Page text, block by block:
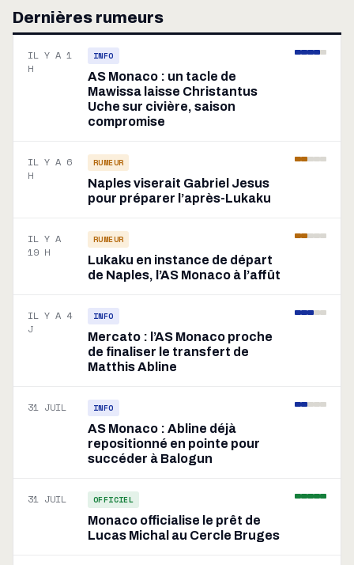
Dernières rumeurs
IL Y A 1
H
INFO
AS Monaco : un tacle de
Mawissa laisse Christantus
Uche sur civière, saison
compromise
IL Y A 6
H
RUMEUR
Naples viserait Gabriel Jesus
pour préparer l’après-Lukaku
IL Y A
19 H
RUMEUR
Lukaku en instance de départ
de Naples, l’AS Monaco à l’affût
IL Y A 4
J
INFO
Mercato : l’AS Monaco proche
de finaliser le transfert de
Matthis Abline
31 JUIL INFO
AS Monaco : Abline déjà
repositionné en pointe pour
succéder à Balogun
31 JUIL OFFICIEL
Monaco officialise le prêt de
Lucas Michal au Cercle Bruges